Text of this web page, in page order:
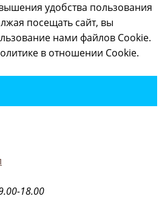
удобства пользования
посещать сайт, вы
нами файлов Cookie.
в отношении Cookie.
18.00